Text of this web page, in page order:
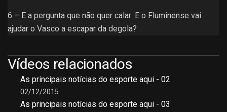
6 – E a pergunta que não quer calar: E o Fluminense vai
ajudar o Vasco a escapar da degola?
Vídeos relacionados
As principais notícias do esporte aqui - 02
02/12/2015
As principais notícias do esporte aqui - 03